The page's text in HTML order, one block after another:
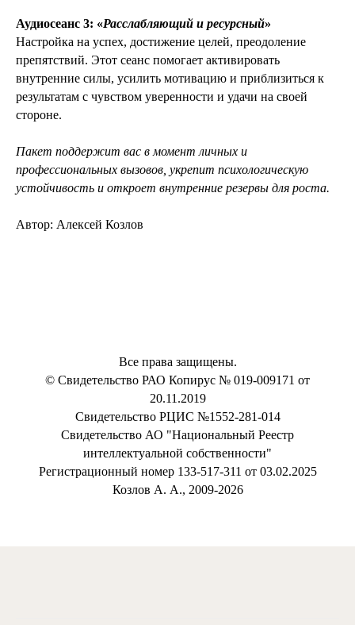
Аудиосеанс 3: «Расслабляющий и ресурсный»
Настройка на успех, достижение целей, преодоление
препятствий. Этот сеанс помогает активировать
внутренние силы, усилить мотивацию и приблизиться к
результатам с чувством уверенности и удачи на своей
стороне.
Пакет поддержит вас в момент личных и
профессиональных вызовов, укрепит психологическую
устойчивость и откроет внутренние резервы для роста.
Автор: Алексей Козлов
Все права защищены.
© Свидетельство РАО Копирус № 019-009171 от
20.11.2019
Свидетельство РЦИС №1552-281-014
Свидетельство АО "Национальный Реестр
интеллектуальной собственности"
Регистрационный номер 133-517-311 от 03.02.2025
Козлов А. А., 2009-2026